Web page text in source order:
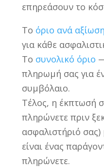
επηρεάσουν το
Το όριο ανά αξίωση
για κάθε
Το συνολικό όριο
πληρωμή σας για
συμβόλαιο.
Τέλος, η έκπτωσή
πληρώνετε πριν
ασφαλιστήριό
είναι ένας
πληρώνετε.